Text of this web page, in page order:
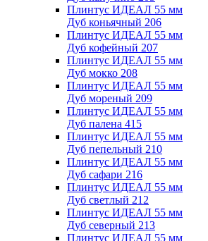
Плинтус ИДЕАЛ 55 мм
Дуб коньячный 206
Плинтус ИДЕАЛ 55 мм
Дуб кофейный 207
Плинтус ИДЕАЛ 55 мм
Дуб мокко 208
Плинтус ИДЕАЛ 55 мм
Дуб мореный 209
Плинтус ИДЕАЛ 55 мм
Дуб палена 415
Плинтус ИДЕАЛ 55 мм
Дуб пепельный 210
Плинтус ИДЕАЛ 55 мм
Дуб сафари 216
Плинтус ИДЕАЛ 55 мм
Дуб светлый 212
Плинтус ИДЕАЛ 55 мм
Дуб северный 213
Плинтус ИДЕАЛ 55 мм